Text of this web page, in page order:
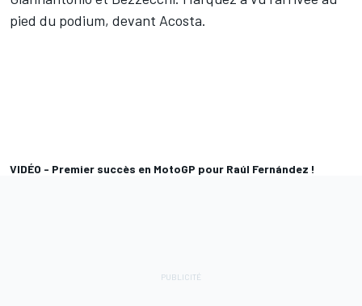
pied du podium, devant Acosta.
VIDÉO - Premier succès en MotoGP pour Raúl Fernández !